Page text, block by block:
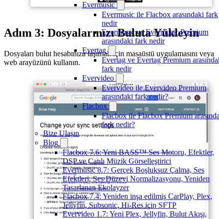
Evermusic
Evermusic ile Flacbox arasındaki fark
nedir
Evermusic ve Evermusic Premium
arasındaki fark nedir
Evertag
Evertag ve Evertag Premium
fark nedir
Evervideo
Evervideo ile Evervideo Premium
arasındaki fark nedir?
Flacbox
Flacbox ile Flacbox Premium
fark nedir?
Bize Ulaşın
Blog
Flacbox 7.6: Yeni BASS™ Ses Motoru, Efektler,
DSP ve Canlı Müzik Görselleştirici
Evermusic 8.7: Gerçek Boşluksuz Çalma, Ses
Efektleri, Ses Düzeyi Normalizasyonu, Yeniden
Tasarlanan Ekolayzer
Flacbox 7.4: Yeniden inşa edilmiş CarPlay, Plex,
Jellyfin, Subsonic, Hi-Res için SFTP
Evervideo 1.7: Yeni Plex, Jellyfin, Bulut Akışı,
Adım 3: Dosyalarınızı Buluta Yükleyin
Dosyaları bulut hesabınıza taşımak için masaüstü uygulamasını veya
web arayüzünü kullanın.